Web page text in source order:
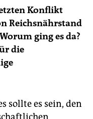
Konflikt
Reichsnährstand
ging es da?
die
sollte es sein, den